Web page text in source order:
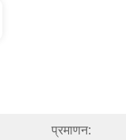
प्रमाणन: